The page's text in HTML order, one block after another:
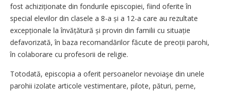
fost achizi­ționate din fondurile episcopiei, fiind oferite în
special elevilor din clasele a 8-a și a 12-a care au rezultate
excepțio­nale la învățătură și provin din familii cu situație
defavorizată, în baza recomandărilor făcute de preoții parohi,
în colaborare cu profesorii de religie.
Totodată, episcopia a oferit persoanelor nevoiaşe din unele
parohii izolate articole vestimentare, pilote, pături, perne,